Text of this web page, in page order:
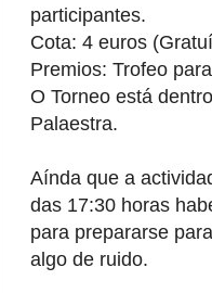
participantes.
Cota: 4 euros
Premios: Trofeo
O Torneo está
Palaestra.
Aínda que a
das 17:30 horas
para prepararse
algo de ruido.